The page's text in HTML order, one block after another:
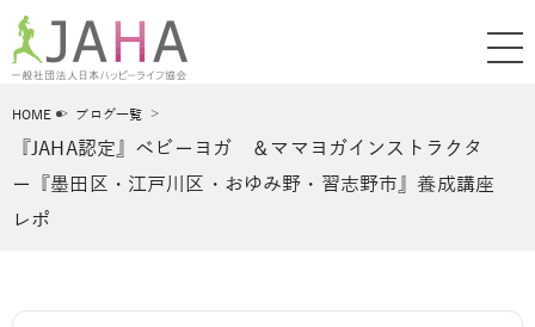
HOME ブログ一覧
『JAHA認定』ベビーヨガ ＆ママヨガインストラクタ
ー『墨田区・江戸川区・おゆみ野・習志野市』養成講座
レポ